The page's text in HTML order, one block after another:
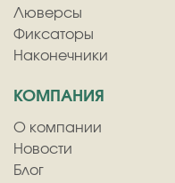
Люверсы
Фиксаторы
Наконечники
КОМПАНИЯ
О компании
Новости
Блог